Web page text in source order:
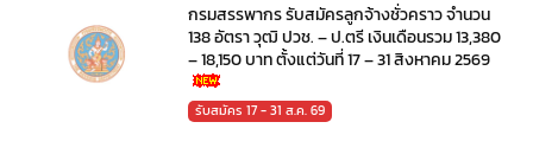
กรมสรรพากร รับสมัครลูกจ้างชั่วคราว จำนวน
138 อัตรา วุฒิ ปวช. – ป.ตรี เงินเดือนรวม 13,380
– 18,150 บาท ตั้งแต่วันที่ 17 – 31 สิงหาคม 2569
รับสมัคร 17 - 31 ส.ค. 69